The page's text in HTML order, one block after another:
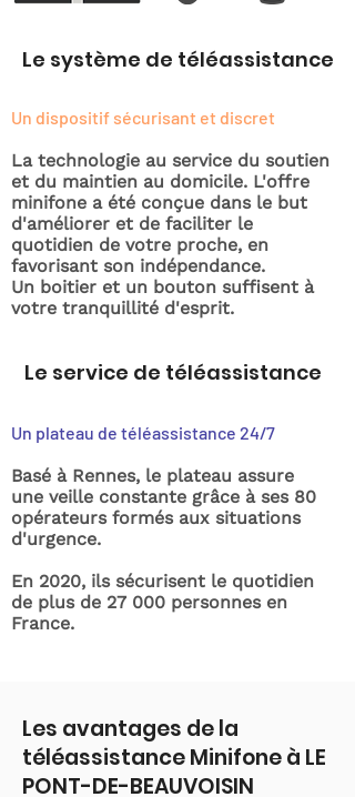
Le système de téléassistance
Un dispositif sécurisant et discret
La technologie au service du soutien
et du maintien au domicile. L'offre
minifone a été conçue dans le but
d'améliorer et de faciliter le
quotidien de votre proche, en
favorisant son indépendance.
Un boitier et un bouton suffisent à
votre tranquillité d'esprit.
Le service de téléassistance
Un plateau de téléassistance 24/7
Basé à Rennes, le plateau assure
une veille constante grâce à ses 80
opérateurs formés aux situations
d'urgence.
En 2020, ils sécurisent le quotidien
de plus de 27 000 personnes en
France.
Les avantages de la
téléassistance Minifone à LE
PONT-DE-BEAUVOISIN